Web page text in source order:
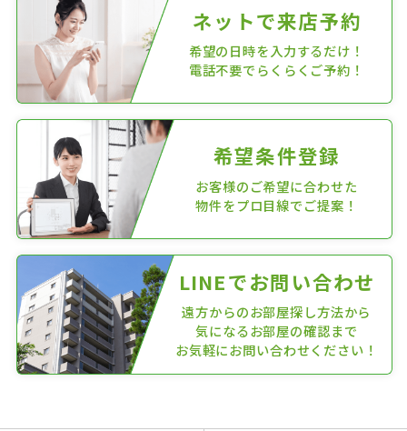
ネットで来店予約
希望の日時を入力するだけ！
電話不要でらくらくご予約！
希望条件登録
お客様のご希望に合わせた
物件をプロ目線でご提案！
LINEでお問い合わせ
遠方からのお部屋探し方法から
気になるお部屋の確認まで
お気軽にお問い合わせください！